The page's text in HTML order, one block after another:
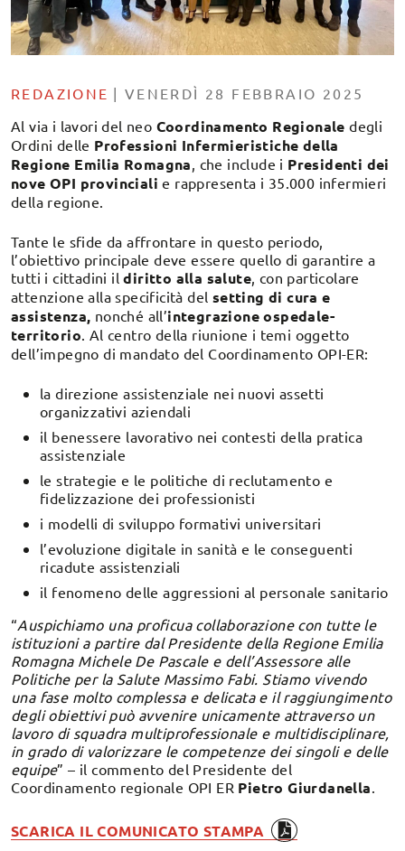
REDAZIONE | VENERDÌ 28 FEBBRAIO 2025
Al via i lavori del neo Coordinamento Regionale degli
Ordini delle Professioni Infermieristiche della
Regione Emilia Romagna, che include i Presidenti dei
nove OPI provinciali e rappresenta i 35.000 infermieri
della regione.
Tante le sfide da affrontare in questo periodo,
l’obiettivo principale deve essere quello di garantire a
tutti i cittadini ildiritto alla salute, con particolare
attenzione alla specificità del setting di cura e
assistenza, nonché all’integrazione ospedale-
territorio. Al centro della riunione i temi oggetto
dell’impegno di mandato del Coordinamento OPI-ER:
la direzione assistenziale nei nuovi assetti
organizzativi aziendali
il benessere lavorativo nei contesti della pratica
assistenziale
le strategie e le politiche di reclutamento e
fidelizzazione dei professionisti
i modelli di sviluppo formativi universitari
l’evoluzione digitale in sanità e le conseguenti
ricadute assistenziali
il fenomeno delle aggressioni al personale sanitario
“Auspichiamo una proficua collaborazione con tutte le
istituzioni a partire dal Presidente della Regione Emilia
Romagna Michele De Pascale e dell’Assessore alle
Politiche per la Salute Massimo Fabi. Stiamo vivendo
una fase molto complessa e delicata e il raggiungimento
degli obiettivi può avvenire unicamente attraverso un
lavoro di squadra multiprofessionale e multidisciplinare,
in grado di valorizzare le competenze dei singoli e delle
equipe” – il commento del Presidente del
Coordinamento regionale OPI ER Pietro Giurdanella.
SCARICA IL COMUNICATO STAMPA